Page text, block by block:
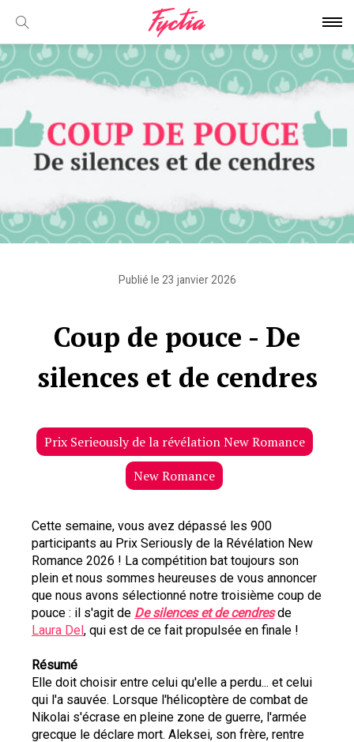
Coup de pouce - De
silences et de cendres
Prix Serieously de la révélation New Romance
New Romance
Cette semaine, vous avez dépassé les 900
participants au Prix Seriously de la Révélation New
Romance 2026 ! La compétition bat toujours son
plein et nous sommes heureuses de vous annoncer
que nous avons sélectionné notre troisième coup de
pouce : il s'agit de De silences et de cendres
Laura Del, qui est de ce fait propulsée en finale !
Résumé
Elle doit choisir entre celui qu'elle a perdu... et celui
qui l'a sauvée. Lorsque l'hélicoptère de combat de
Nikolai s'écrase en pleine zone de guerre, l'armée
grecque le déclare mort. Aleksei, son frère, rentre
Publié le 23 janvier 2026